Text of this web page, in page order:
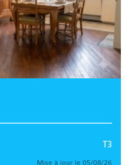
T3
Mise à jour le 05/08/26